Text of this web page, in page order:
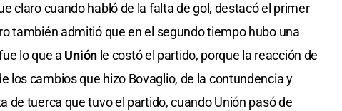
claro cuando habló de la falta de gol, destacó el primer
también admitió que en el segundo tiempo hubo una
lo que a Uniónle costó el partido, porque la reacción de
los cambios que hizo Bovaglio, de la contundencia y
de tuerca que tuvo el partido, cuando Unión pasó de